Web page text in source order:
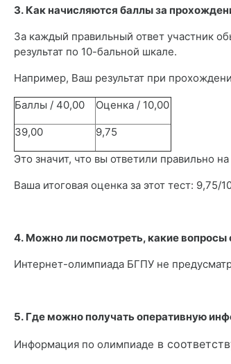
3. Как начисляются баллы за
За каждый правильный ответ участник
результат по 10-бальной шкале.
Например, Ваш результат при
Баллы / 40,00 Оценка / 10,00
39,00 9,75
Это значит, что вы ответили правильно
Ваша итоговая оценка за этот тест: 9,75/
4. Можно ли посмотреть, какие вопросы
Интернет-олимпиада БГПУ не
5. Где можно получать оперативную
Информация по олимпиаде в